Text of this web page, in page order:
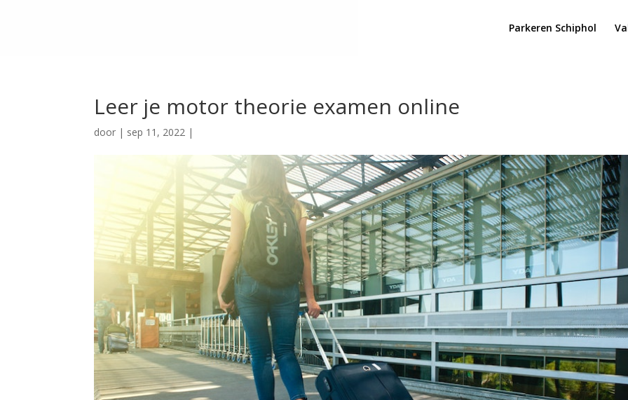
Parkeren Schiphol
Leer je motor theorie examen online
door | sep 11, 2022 |